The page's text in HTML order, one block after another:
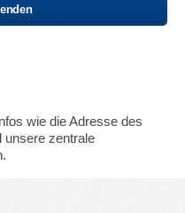
wie die Adresse des
unsere zentrale